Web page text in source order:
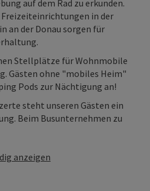
auf dem Rad zu erkunden.
in der
an der Donau sorgen für
Stellplätze für Wohnmobile
Gästen ohne "mobiles Heim"
Pods zur Nächtigung an!
steht unseren Gästen ein
Beim Busunternehmen zu
anzeigen